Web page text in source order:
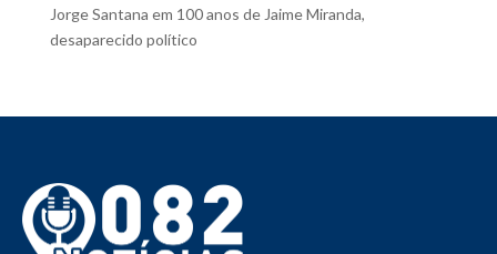
Jorge Santana em 100 anos de Jaime Miranda,
desaparecido político